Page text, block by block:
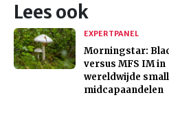
Lees ook
EXPERTPANEL
Morningstar:
versus MFS IM in
wereldwijde
midcapaandelen